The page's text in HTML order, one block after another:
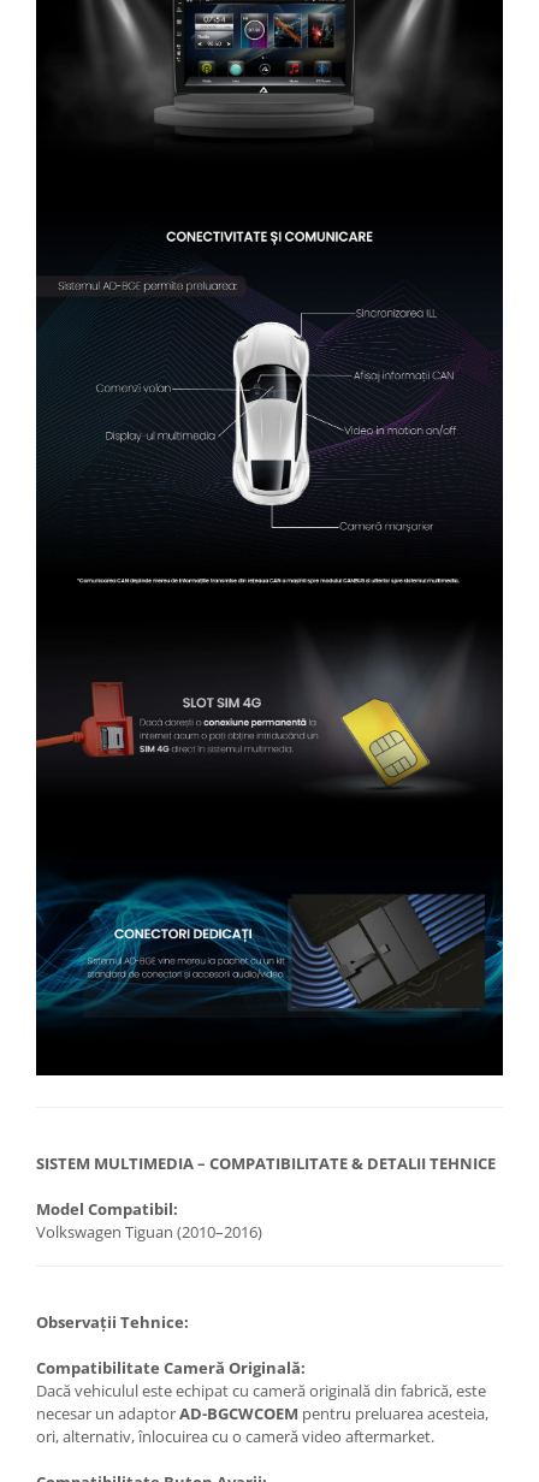
SISTEM MULTIMEDIA – COMPATIBILITATE & DETALII TEHNICE
Model Compatibil:
Volkswagen Tiguan (2010–2016)
Observații Tehnice:
Compatibilitate Cameră Originală:
Dacă vehiculul este echipat cu cameră originală din fabrică, este
necesar un adaptorAD-BGCWCOEM pentru preluarea acesteia,
ori, alternativ, înlocuirea cu o cameră video aftermarket.